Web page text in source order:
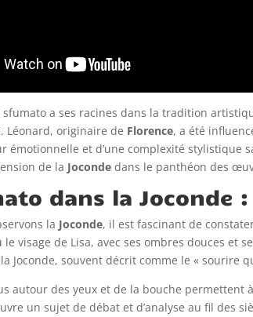
a ses racines dans la tradition
Léonard, originaire de Florence, a été
émotionnelle et d’une complexité stylistique
de la Joconde dans le panthéon des
dans la Joconde
la Joconde, il est fascinant de
le visage de Lisa, avec ses ombres douces
Joconde, souvent décrit comme le « sourire
autour des yeux et de la bouche permettent
un sujet de débat et d’analyse au fil des